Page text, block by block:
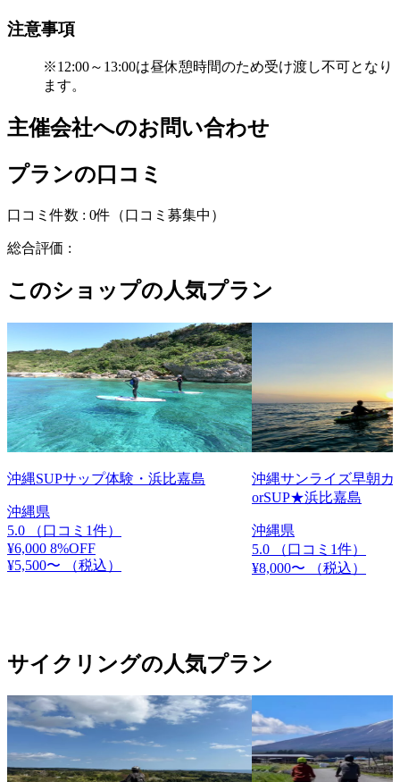
注意事項
※12:00～13:00は昼休憩時間のため受け渡し不可となり
ます。
主催会社へのお問い合わせ
プランの口コミ
口コミ件数 : 0件 （口コミ募集中）
総合評価 :
このショップの人気プラン
沖縄SUPサップ体験・浜比嘉島
沖縄県
5.0
（口コミ1件）
¥6,000 8%OFF
¥5,500〜
（税込）
沖縄サンライズ早朝カ
orSUP★浜比嘉島
沖縄県
5.0
（口コミ1件）
¥8,000〜
（税込）
サイクリングの人気プラン